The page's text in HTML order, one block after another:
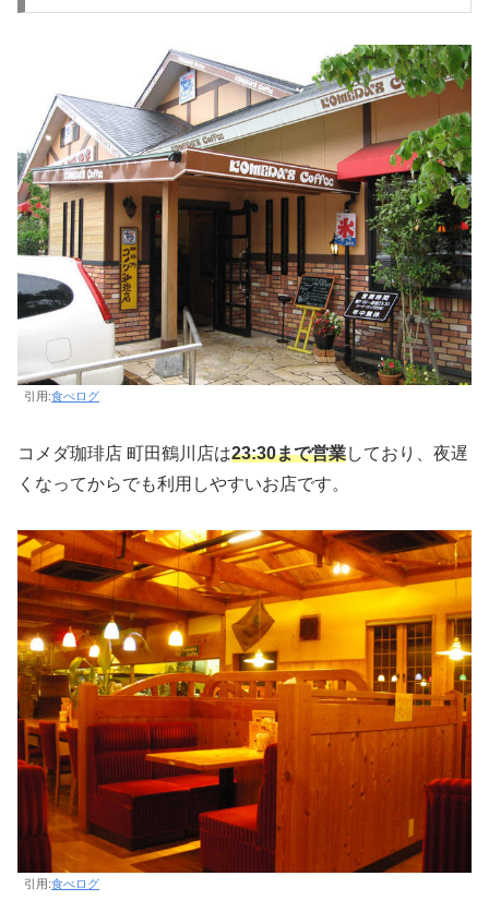
引用:食べログ
コメダ珈琲店 町田鶴川店は23:30まで営業しており、夜遅
くなってからでも利用しやすいお店です。
引用:食べログ